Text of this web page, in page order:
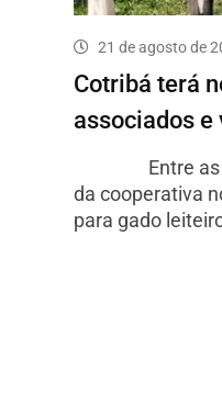
21 de agosto de
Cotribá terá
associados
Entre as
da cooperativa
para gado